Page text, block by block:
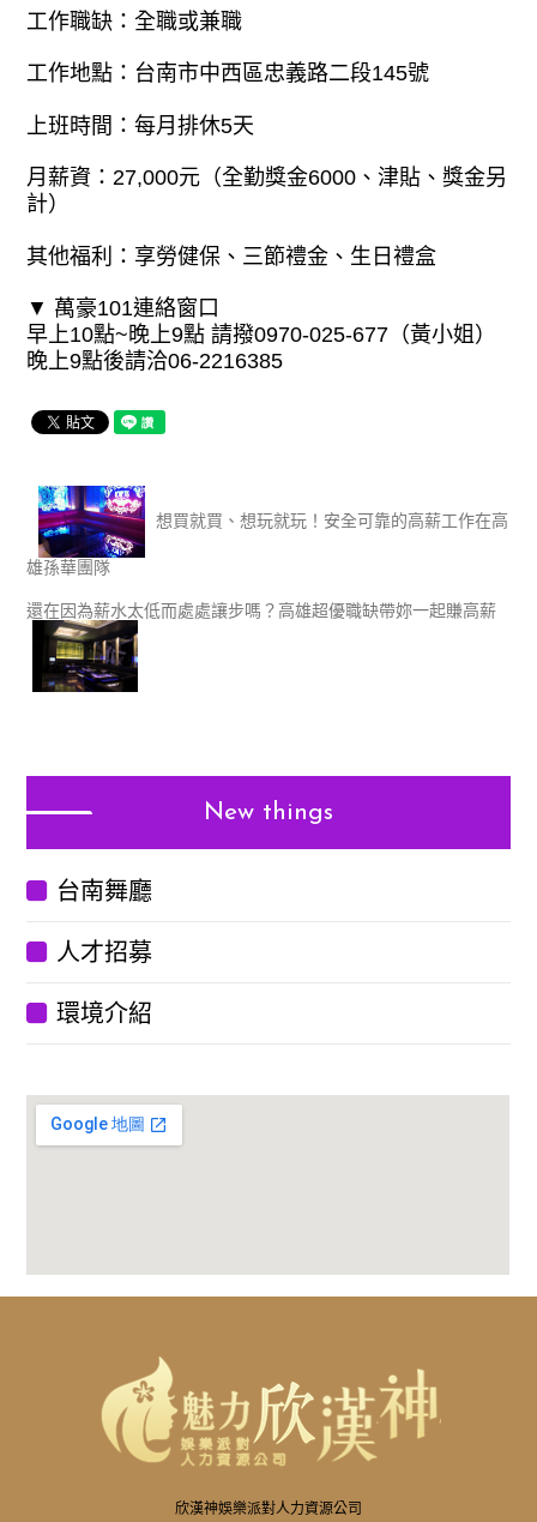
工作職缺：全職或兼職
工作地點：台南市中西區忠義路二段145號
上班時間：每月排休5天
月薪資：27,000元（全勤獎金6000、津貼、獎金另
計）
其他福利：享勞健保、三節禮金、生日禮盒
▼ 萬豪101連絡窗口
早上10點~晚上9點 請撥0970-025-677（黃小姐）
晚上9點後請洽06-2216385
想買就買、想玩就玩！安全可靠的高薪工作在高
雄孫華團隊
還在因為薪水太低而處處讓步嗎？高雄超優職缺帶妳一起賺高薪
New things
台南舞廳
人才招募
環境介紹
欣漢神娛樂派對人力資源公司